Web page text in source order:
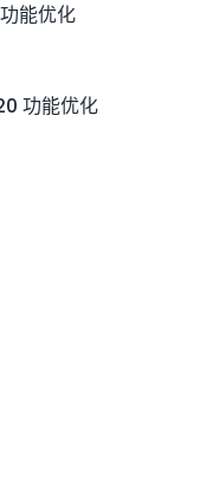
能优化
功能优化